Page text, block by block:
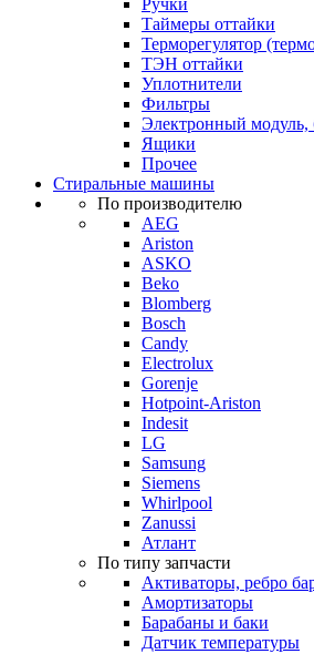
Ручки
Таймеры оттайки
Терморегулятор
ТЭН оттайки
Уплотнители
Фильтры
Электронный модуль,
Ящики
Прочее
Стиральные машины
По производителю
AEG
Ariston
ASKO
Beko
Blomberg
Bosch
Candy
Electrolux
Gorenje
Hotpoint-Ariston
Indesit
LG
Samsung
Siemens
Whirlpool
Zanussi
Атлант
По типу запчасти
Активаторы, ребро
Амортизаторы
Барабаны и баки
Датчик температуры